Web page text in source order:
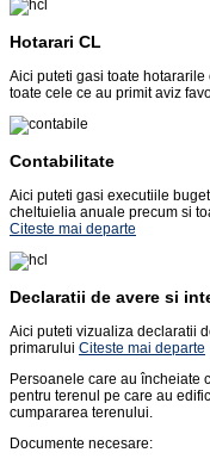
Hotarari CL
Aici puteti gasi toate
toate cele ce au primit aviz
Contabilitate
Aici puteti gasi executiile
cheltuielia anuale precum si
Citeste mai departe
Declaratii de avere si
Aici puteti vizualiza declaratii
primarului Citeste mai departe
Persoanele care au încheiate
pentru terenul pe care au
cumpararea terenului.
Documente necesare: